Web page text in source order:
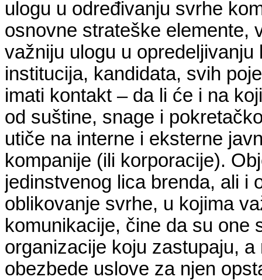
ulogu u određivanju svrhe
osnovne strateške elemente,
važniju ulogu u
institucija, kandidata, svih
imati kontakt – da li će i na
od suštine, snage i
utiče na interne i eksterne
kompanije (ili korporacije).
jedinstvenog lica brenda, ali i
oblikovanje svrhe, u kojima
komunikacije, čine da su one
organizacije koju zastupaju,
obezbede uslove za njen